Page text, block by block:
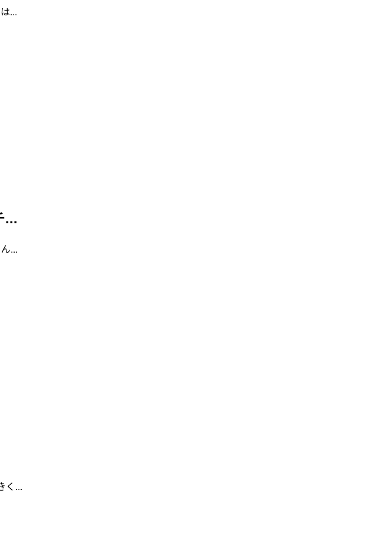
...
...
...
く...